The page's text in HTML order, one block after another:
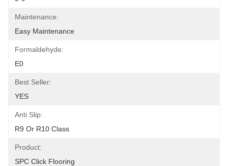
Maintenance:
Easy Maintenance
Formaldehyde:
E0
Best Seller:
YES
Anti Slip:
R9 Or R10 Class
Product:
SPC Click Flooring